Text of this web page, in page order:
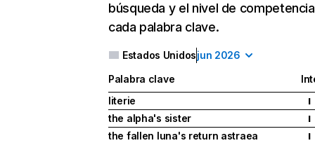
búsqueda y el nivel de
cada palabra clave.
Estados Unidosjun 2026
Palabra clave
literie
I
the alpha's sister I
the fallen luna's return astraea I